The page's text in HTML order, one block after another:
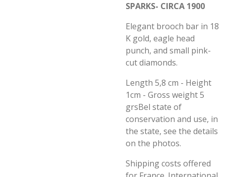
SPARKS- CIRCA 1900
Elegant brooch bar in 18
K gold, eagle head
punch, and small pink-
cut diamonds.
Length 5,8 cm - Height
1cm - Gross weight 5
grsBel state of
conservation and use, in
the state, see the details
on the photos.
Shipping costs offered